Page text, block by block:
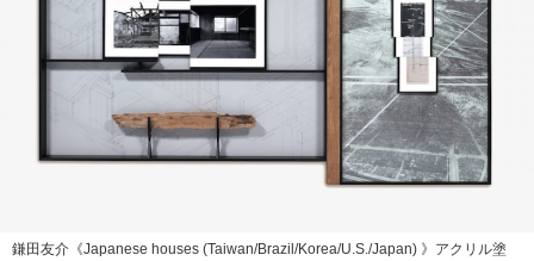
鎌田友介《Japanese houses (Taiwan/Brazil/Korea/U.S./Japan) 》アクリル塗